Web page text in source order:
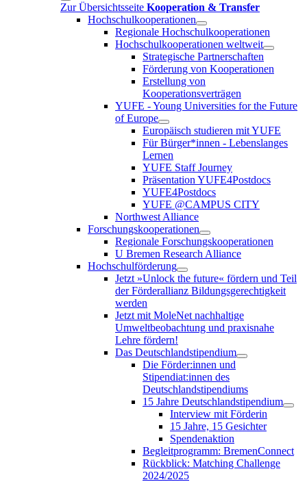
Zur Übersichtsseite Kooperation & Transfer
Hochschulkooperationen
Regionale Hochschulkooperationen
Hochschulkooperationen weltweit
Strategische Partnerschaften
Förderung von Kooperationen
Erstellung von
Kooperationsverträgen
YUFE - Young Universities for the Future
of Europe
Europäisch studieren mit YUFE
Für Bürger*innen - Lebenslanges
Lernen
YUFE Staff Journey
Präsentation YUFE4Postdocs
YUFE4Postdocs
YUFE @CAMPUS CITY
Northwest Alliance
Forschungskooperationen
Regionale Forschungskooperationen
U Bremen Research Alliance
Hochschulförderung
Jetzt »Unlock the future« fördern und Teil
der Förderallianz Bildungsgerechtigkeit
werden
Jetzt mit MoleNet nachhaltige
Umweltbeobachtung und praxisnahe
Lehre fördern!
Das Deutschlandstipendium
Die Förder:innen und
Stipendiat:innen des
Deutschlandstipendiums
15 Jahre Deutschlandstipendium
Interview mit Förderin
15 Jahre, 15 Gesichter
Spendenaktion
Begleitprogramm: BremenConnect
Rückblick: Matching Challenge
2024/2025